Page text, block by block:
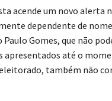
acende um novo alerta
dependente de
Gomes, que não
apresentados até o
também não